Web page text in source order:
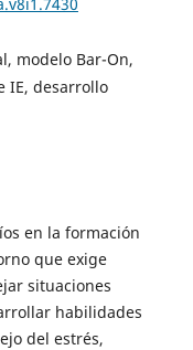
modelo Bar-On,
IE, desarrollo
en la formación
que exige
situaciones
habilidades
del estrés,